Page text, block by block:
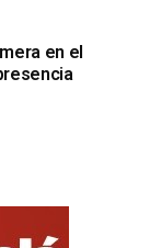
en el